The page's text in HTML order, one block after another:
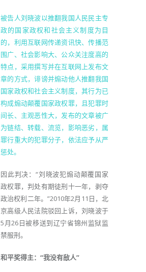
被告人刘晓波以推翻我国人民民主专
政的国家政权和社会主义制度为目
的，利用互联网传递资讯快、传播范
围广、社会影响大、公众关注度高的
特点，采用撰写并在互联网上发布文
章的方式，诽谤并煽动他人推翻我国
国家政权和社会主义制度，其行为已
构成煽动颠覆国家政权罪，且犯罪时
间长、主观恶性大，发布的文章被广
为链结、转载、流览，影响恶劣，属
罪行重大的犯罪分子，依法应予从严
惩处。
因此判决：“刘晓波犯煽动颠覆国家
政权罪，判处有期徒刑十一年，剥夺
政治权利二年。”2010年2月11日，北
京高级人民法院驳回上诉，刘晓波于
5月26日被移送到辽宁省锦州监狱监
禁服刑。
和平奖得主：“我没有敌人”